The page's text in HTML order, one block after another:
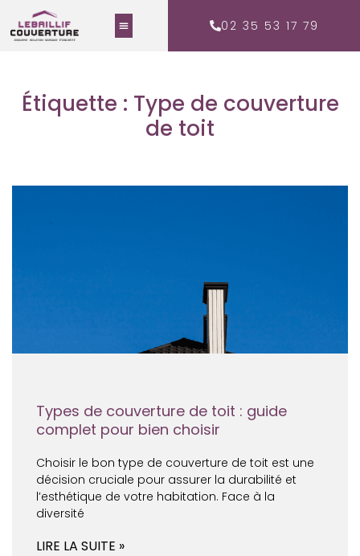
02 35 53 17 79
Étiquette : Type de couverture
de toit
Types de couverture de toit : guide
complet pour bien choisir
Choisir le bon type de couverture de toit est une
décision cruciale pour assurer la durabilité et
l’esthétique de votre habitation. Face à la
diversité
LIRE LA SUITE »